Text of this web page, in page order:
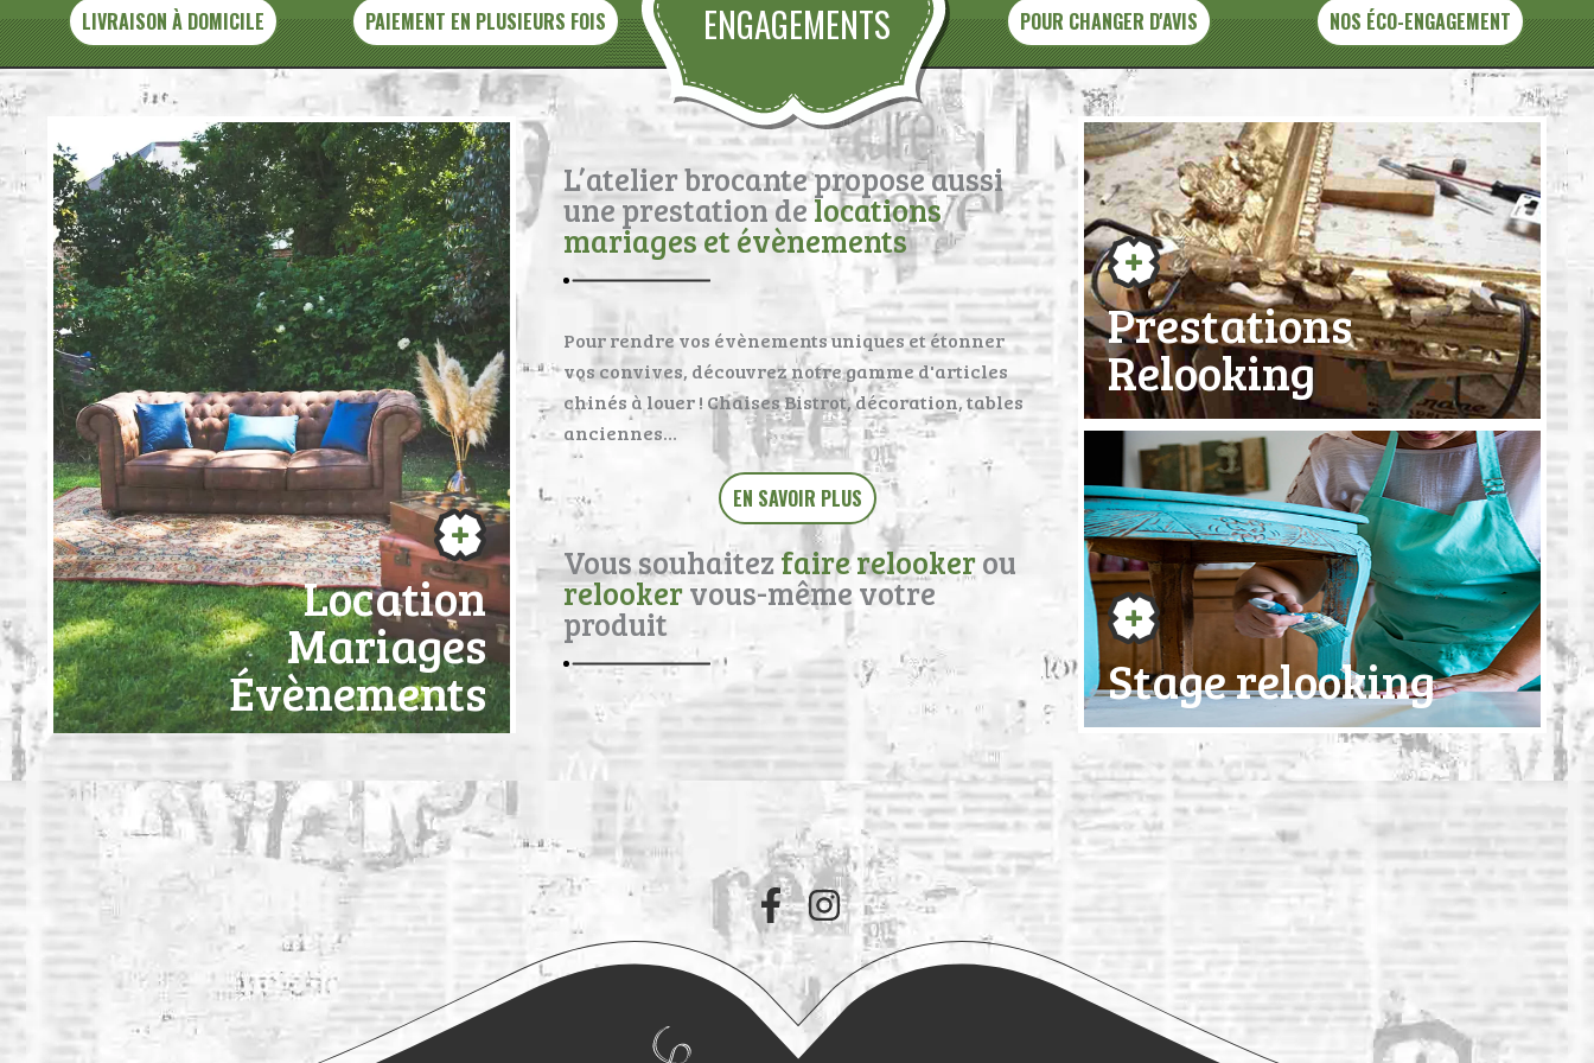
LIVRAISON À DOMICILE PAIEMENT EN PLUSIEURS FOIS
ENGAGEMENTS
POUR CHANGER D'AVIS NOS ÉCO-ENGAGEMENT
Location
Mariages
Évènements
L’atelier brocante propose aussi
une prestation delocations
mariages et évènements
Pour rendre vos évènements uniques et étonner
vos convives, découvrez notre gamme d'articles
chinés à louer ! Chaises Bistrot, décoration, tables
anciennes…
EN SAVOIR PLUS
Vous souhaitez faire relookerou
relookervous-même votre
produit
Prestations
Relooking
Stage relooking